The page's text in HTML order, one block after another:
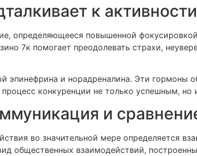
к активности
определяющееся повышенной
7к помогает преодолевать страхи,
эпинефрина и норадреналина. Эти гормоны
конкуренции не только успешным, но
и
во значительной мере определяется
общественных взаимодействий,